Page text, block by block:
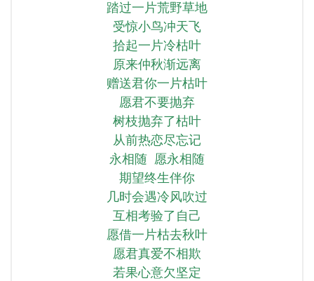
踏过一片荒野草地
受惊小鸟冲天飞
拾起一片冷枯叶
原来仲秋渐远离
赠送君你一片枯叶
愿君不要抛弃
树枝抛弃了枯叶
从前热恋尽忘记
永相随 愿永相随
期望终生伴你
几时会遇冷风吹过
互相考验了自己
愿借一片枯去秋叶
愿君真爱不相欺
若果心意欠坚定